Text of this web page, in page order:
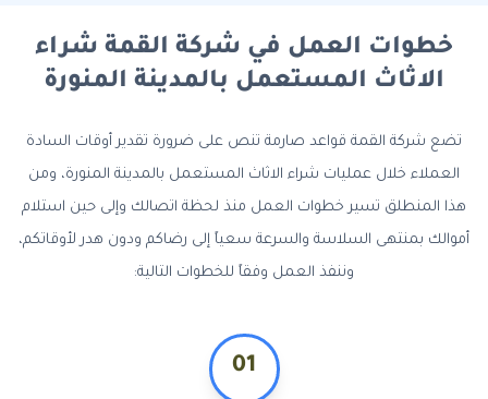
خطوات العمل في شركة القمة شراء
الاثاث المستعمل بالمدينة المنورة
تضع شركة القمة قواعد صارمة تنص على ضرورة تقدير أوقات السادة
العملاء خلال عمليات شراء الاثاث المستعمل بالمدينة المنورة، ومن
هذا المنطلق تسير خطوات العمل منذ لحظة اتصالك وإلى حين استلام
أموالك بمنتهى السلاسة والسرعة سعياً إلى رضاكم ودون هدر لأوقاتكم،
وننفذ العمل وفقاً للخطوات التالية:
01